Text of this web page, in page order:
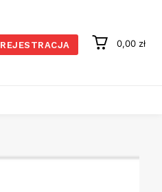
REJESTRACJA 0,00 zł